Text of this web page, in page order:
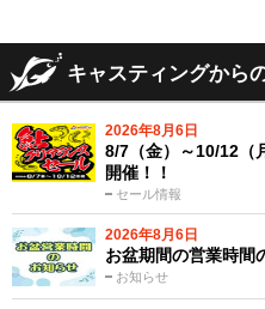
キャスティングから
2026年8月6日
セール情報
8/7（金）～10/12（
開催！！
2026年8月6日
お知らせ
お盆期間の営業時間